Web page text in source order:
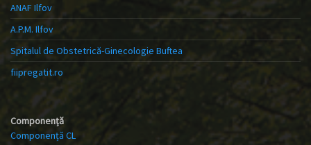
ANAF Ilfov
A.P.M. Ilfov
Spitalul de Obstetrică-Ginecologie Buftea
fiipregatit.ro
Componență
Componență CL